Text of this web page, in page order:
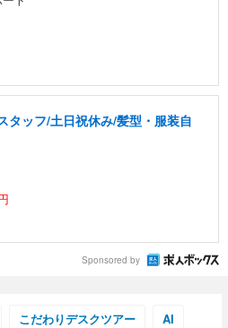
タッフ/土日祝休み/髪型・服装自
Sponsored by
こだわりデスクツアー AI